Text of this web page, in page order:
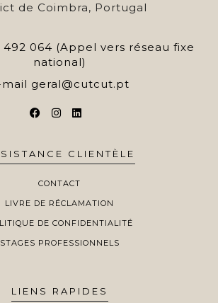
de Coimbra, Portugal
492 064 (Appel vers réseau fixe
national)
mail geral@cutcut.pt
CLIENTÈLE
CONTACT
LIVRE DE RÉCLAMATION
DE CONFIDENTIALITÉ
STAGES PROFESSIONNELS
LIENS RAPIDES